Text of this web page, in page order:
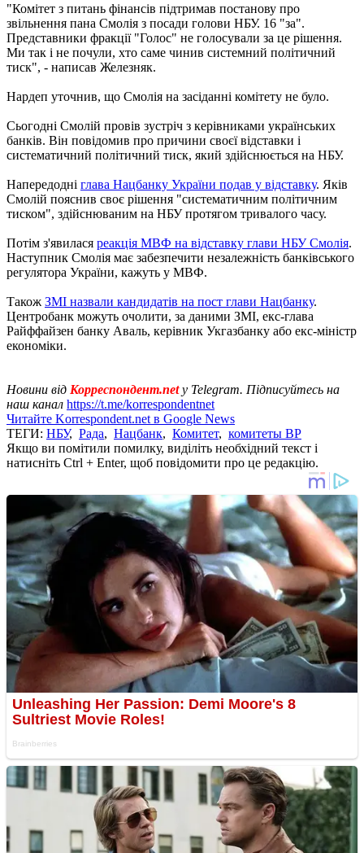
"Комітет з питань фінансів підтримав постанову про
звільнення пана Смолія з посади голови НБУ. 16 "за".
Представники фракції "Голос" не голосували за це рішення.
Ми так і не почули, хто саме чинив системний політичний
тиск", - написав Железняк.
Нардеп уточнив, що Смолія на засіданні комітету не було.
Сьогодні Смолій провів зустріч з керівниками українських
банків. Він повідомив про причини своєї відставки і
систематичний політичний тиск, який здійснюється на НБУ.
Напередодні глава Нацбанку України подав у відставку. Яків
Смолій пояснив своє рішення "систематичним політичним
тиском", здійснюваним на НБУ протягом тривалого часу.
Потім з'явилася реакція МВФ на відставку глави НБУ Смолія.
Наступник Смолія має забезпечити незалежність банківського
регулятора України, кажуть у МВФ.
Також ЗМІ назвали кандидатів на пост глави Нацбанку.
Центробанк можуть очолити, за даними ЗМІ, екс-глава
Райффайзен банку Аваль, керівник Укгазбанку або екс-міністр
економіки.
Новини від Корреспондент.net у Telegram. Підписуйтесь на
наш канал https://t.me/korrespondentnet
Читайте Korrespondent.net в Google News
ТЕГИ: НБУ, Рада, Нацбанк, Комитет, комитеты ВР
Якщо ви помітили помилку, виділіть необхідний текст і
натисніть Ctrl + Enter, щоб повідомити про це редакцію.